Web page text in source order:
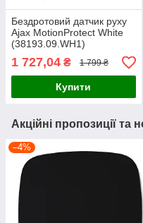
Бездротовий датчик руху
Ajax MotionProtect White
(38193.09.WH1)
1 727,04 ₴ 1 799 ₴
Купити
Акційні пропозиції та
–4%